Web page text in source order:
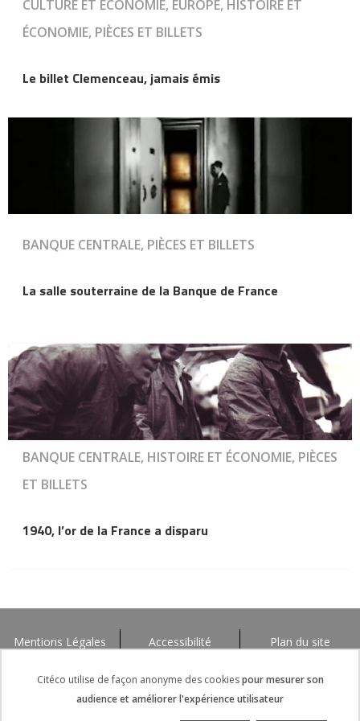
CULTURE ET ÉCONOMIE, EUROPE, HISTOIRE ET
ÉCONOMIE, PIÈCES ET BILLETS
Le billet Clemenceau, jamais émis
BANQUE CENTRALE, PIÈCES ET BILLETS
La salle souterraine de la Banque de France
BANQUE CENTRALE, HISTOIRE ET ÉCONOMIE, PIÈCES
ET BILLETS
1940, l’or de la France a disparu
Mentions Légales Accessibilité Plan du site
Citéco utilise de façon anonyme des cookiespour mesurer son
audience et améliorer l'expérience utilisateur